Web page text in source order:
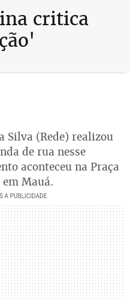
critica
Silva (Rede) realizou
de rua nesse
aconteceu na Praça
Mauá.